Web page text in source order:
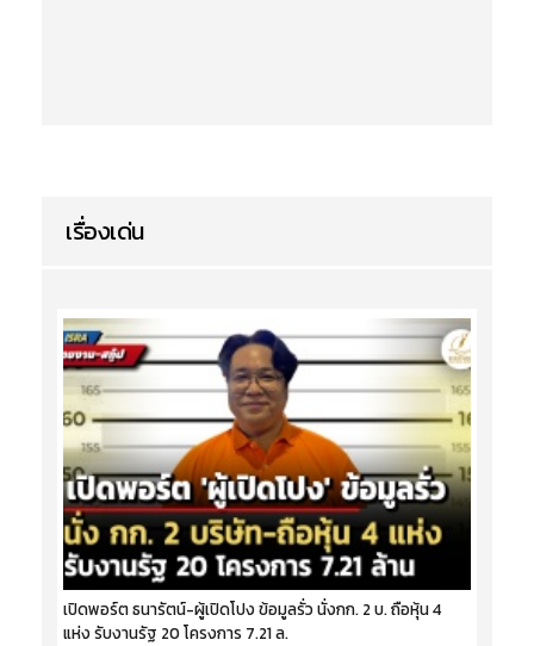
เรื่องเด่น
เปิดพอร์ต ธนารัตน์-ผู้เปิดโปง ข้อมูลรั่ว นั่งกก. 2 บ. ถือหุ้น 4
แห่ง รับงานรัฐ 20 โครงการ 7.21 ล.